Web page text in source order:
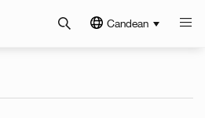
Candean